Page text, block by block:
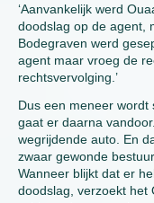
‘Aanvankelijk werd
doodslag op de agent,
Bodegraven werd
agent maar vroeg de
rechtsvervolging.’
Dus een meneer
gaat er daarna
wegrijdende auto. En
zwaar gewonde
Wanneer blijkt dat er
doodslag, verzoekt het